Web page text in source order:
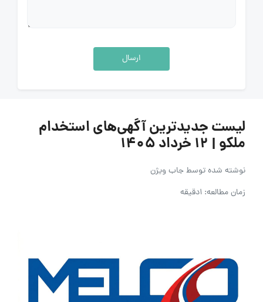
ارسال
لیست جدیدترین آگهی‌های استخدام
ملکو | ۱۲ خرداد ۱۴۰۵
نوشته شده توسطجاب ویژن
زمان مطالعه: 1دقیقه